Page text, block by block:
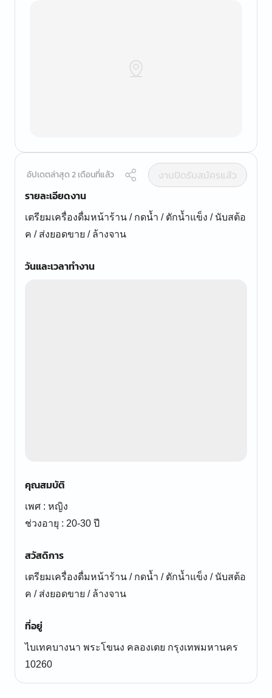
อัปเดตล่าสุด 2 เดือนที่แล้ว
งานปิดรับสมัครแล้ว
รายละเอียดงาน
เตรียมเครื่องดื่มหน้าร้าน / กดน้ำ / ตักน้ำแข็ง / นับสต้อ
ค / ส่งยอดขาย / ล้างจาน
วันและเวลาทำงาน
คุณสมบัติ
เพศ : หญิง
ช่วงอายุ : 20-30 ปี
สวัสดิการ
เตรียมเครื่องดื่มหน้าร้าน / กดน้ำ / ตักน้ำแข็ง / นับสต้อ
ค / ส่งยอดขาย / ล้างจาน
ที่อยู่
ไบเทคบางนา พระโขนง คลองเตย กรุงเทพมหานคร
10260